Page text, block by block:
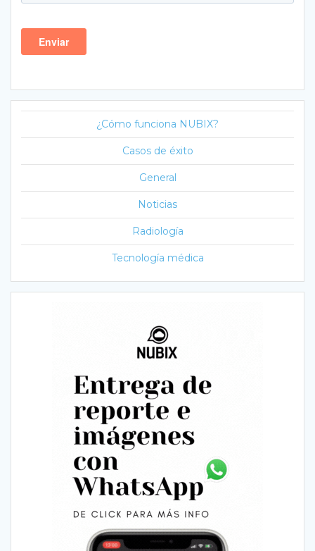
¿Cómo funciona NUBIX?
Casos de éxito
General
Noticias
Radiología
Tecnología médica